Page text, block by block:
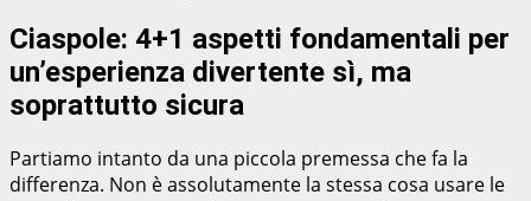
Ciaspole: 4+1 aspetti fondamentali per
un’esperienza divertente sì, ma
soprattutto sicura
Partiamo intanto da una piccola premessa che fa la
differenza. Non è assolutamente la stessa cosa usare le